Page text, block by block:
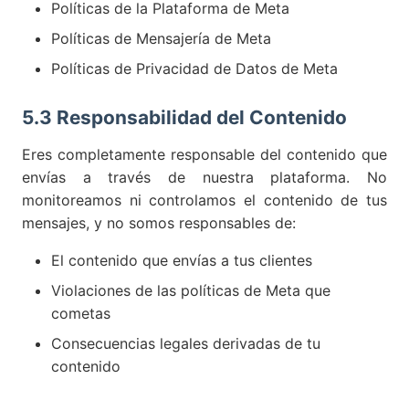
Políticas de la Plataforma de Meta
Políticas de Mensajería de Meta
Políticas de Privacidad de Datos de Meta
5.3 Responsabilidad del Contenido
Eres completamente responsable del contenido que
envías a través de nuestra plataforma. No
monitoreamos ni controlamos el contenido de tus
mensajes, y no somos responsables de:
El contenido que envías a tus clientes
Violaciones de las políticas de Meta que
cometas
Consecuencias legales derivadas de tu
contenido